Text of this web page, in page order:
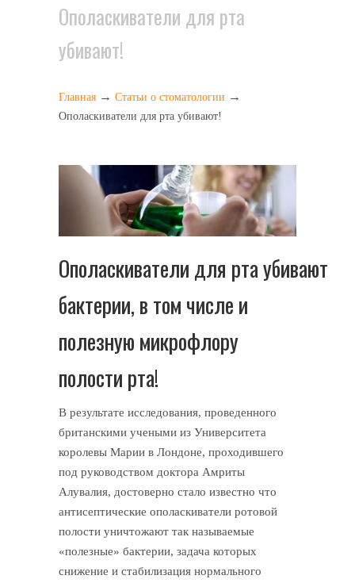
Ополаскиватели для рта
убивают!
Главная → Статьи о стоматологии →
Ополаскиватели для рта убивают!
Ополаскиватели для рта убивают
бактерии, в том числе и
полезную микрофлору
полости рта!
В результате исследования, проведенного
британскими учеными из Университета
королевы Марии в Лондоне, проходившего
под руководством доктора Амриты
Алувалия, достоверно стало известно что
антисептические ополаскиватели ротовой
полости уничтожают так называемые
«полезные» бактерии, задача которых
снижение и стабилизация нормального